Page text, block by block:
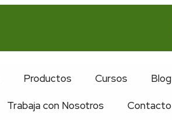
Productos Cursos Blog
Trabaja con Nosotros Contacto